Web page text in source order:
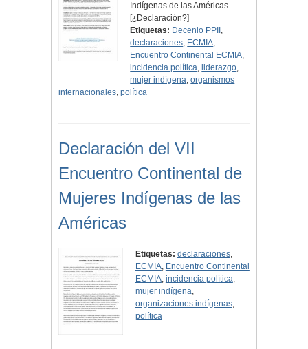
Indígenas de las Américas
[¿Declaración?]
Etiquetas: Decenio PPII ,
declaraciones, ECMIA,
Encuentro Continental ECMIA,
incidencia política, liderazgo,
mujer indígena,organismos
internacionales, política
Declaración del VII
Encuentro Continental de
Mujeres Indígenas de las
Américas
Etiquetas: declaraciones,
ECMIA, Encuentro Continental
ECMIA, incidencia política,
mujer indígena,
organizaciones indígenas,
política